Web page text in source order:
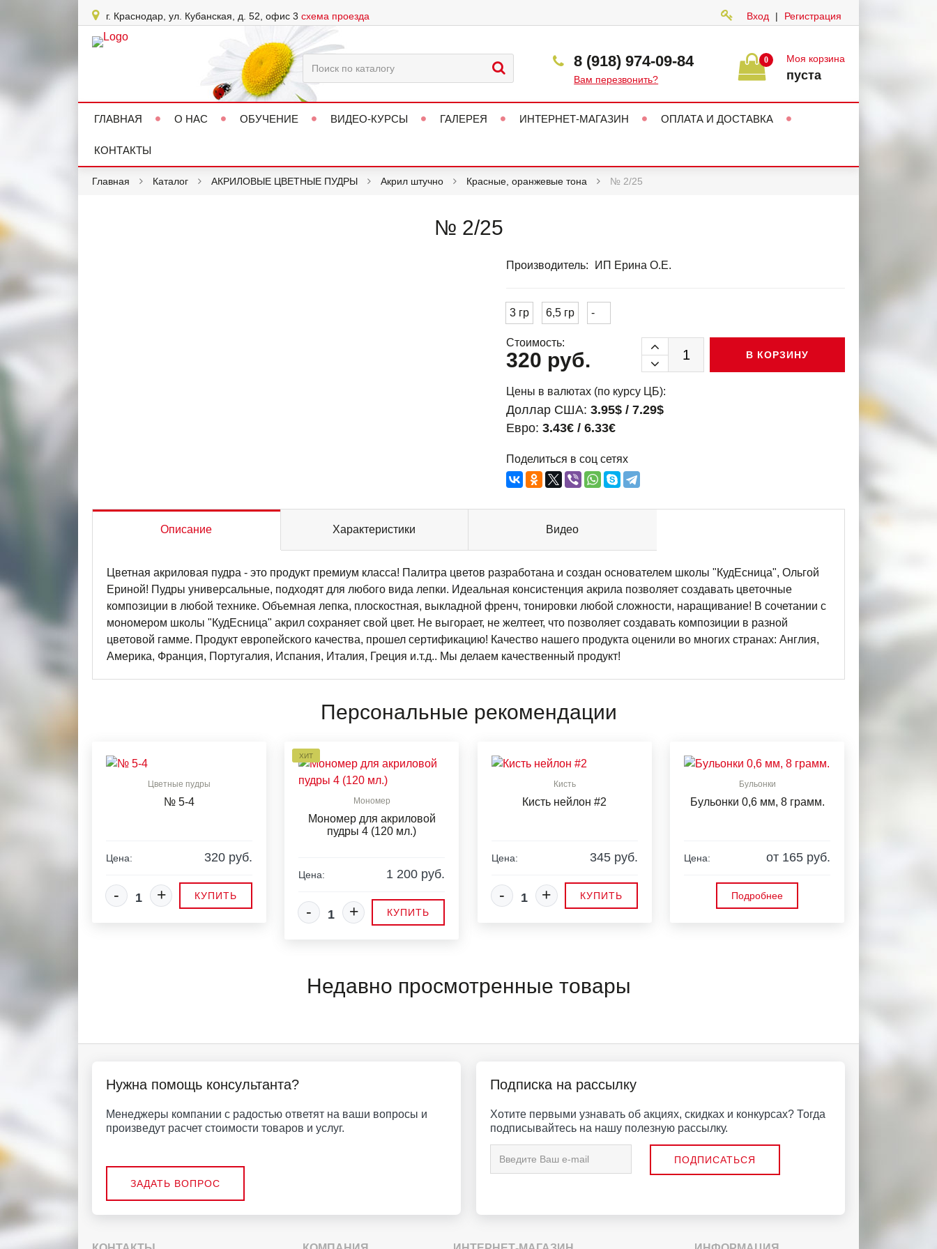
г. Краснодар, ул. Кубанская, д. 52, офис 3 схема проезда Вход | Регистрация
8 (918) 974-09-84
Вам перезвонить?
0 Моя корзина
пуста
ГЛАВНАЯ О НАС ОБУЧЕНИЕ ВИДЕО-КУРСЫ ГАЛЕРЕЯ ИНТЕРНЕТ-МАГАЗИН ОПЛАТА И ДОСТАВКА
КОНТАКТЫ
Главная Каталог АКРИЛОВЫЕ ЦВЕТНЫЕ ПУДРЫ Акрил штучно Красные, оранжевые тона № 2/25
№ 2/25
Производитель: ИП Ерина О.Е.
3 гр 6,5 гр -
Стоимость:
320 руб. В КОРЗИНУ
Цены в валютах (по курсу ЦБ):
Доллар США: 3.95$ / 7.29$
Евро: 3.43€ / 6.33€
Поделиться в соц сетях
Описание Характеристики Видео
Цветная акриловая пудра - это продукт премиум класса! Палитра цветов разработана и создан основателем школы "КудЕсница", Ольгой
Ериной! Пудры универсальные, подходят для любого вида лепки. Идеальная консистенция акрила позволяет создавать цветочные
композиции в любой технике. Объемная лепка, плоскостная, выкладной френч, тонировки любой сложности, наращивание! В сочетании с
мономером школы "КудЕсница" акрил сохраняет свой цвет. Не выгорает, не желтеет, что позволяет создавать композиции в разной
цветовой гамме. Продукт европейского качества, прошел сертификацию! Качество нашего продукта оценили во многих странах: Англия,
Америка, Франция, Португалия, Испания, Италия, Греция и.т.д.. Мы делаем качественный продукт!
Персональные рекомендации
Цветные пудры
№ 5-4
Цена: 320 руб.
- + КУПИТЬ
ХИТ
Мономер
Мономер для акриловой
пудры 4 (120 мл.)
Цена: 1 200 руб.
- + КУПИТЬ
Кисть
Кисть нейлон #2
Цена: 345 руб.
- + КУПИТЬ
Бульонки
Бульонки 0,6 мм, 8 грамм.
Цена: от 165 руб.
Подробнее
Недавно просмотренные товары
Нужна помощь консультанта?
Менеджеры компании с радостью ответят на ваши вопросы и
произведут расчет стоимости товаров и услуг.
ЗАДАТЬ ВОПРОС
Подписка на рассылку
Хотите первыми узнавать об акциях, скидках и конкурсах? Тогда
подписывайтесь на нашу полезную рассылку.